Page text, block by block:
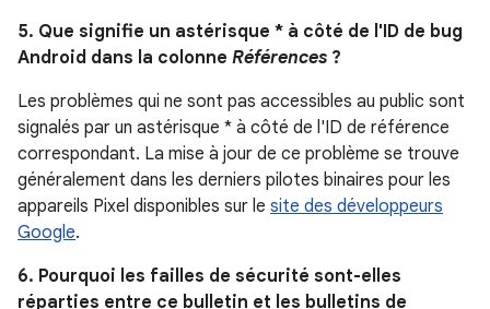
5. Que signifie un astérisque * à côté de l'ID de bug
Android dans la colonne Références ?
Les problèmes qui ne sont pas accessibles au public sont
signalés par un astérisque * à côté de l'ID de référence
correspondant. La mise à jour de ce problème se trouve
généralement dans les derniers pilotes binaires pour les
appareils Pixel disponibles sur le site des développeurs
Google.
6. Pourquoi les failles de sécurité sont-elles
réparties entre ce bulletin et les bulletins de